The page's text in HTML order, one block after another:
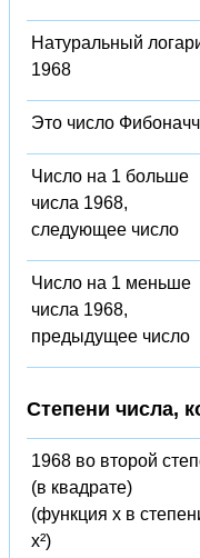
Натуральный
1968
Это число
Число на 1 больше
числа 1968,
следующее число
Число на 1 меньше
числа 1968,
предыдущее число
Степени числа,
1968 во второй
(в квадрате)
(функция x в
x²)